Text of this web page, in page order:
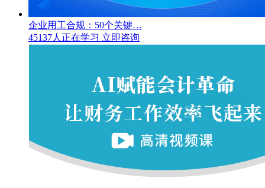
企业用工合规：50个关键…
45137人正在学习 立即咨询